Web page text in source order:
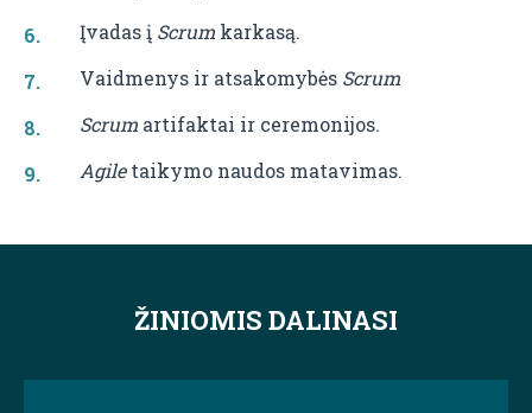
Įvadas į Scrum karkasą.
Vaidmenys ir atsakomybės Scrum
Scrum artifaktai ir ceremonijos.
Agiletaikymo naudos matavimas.
ŽINIOMIS DALINASI